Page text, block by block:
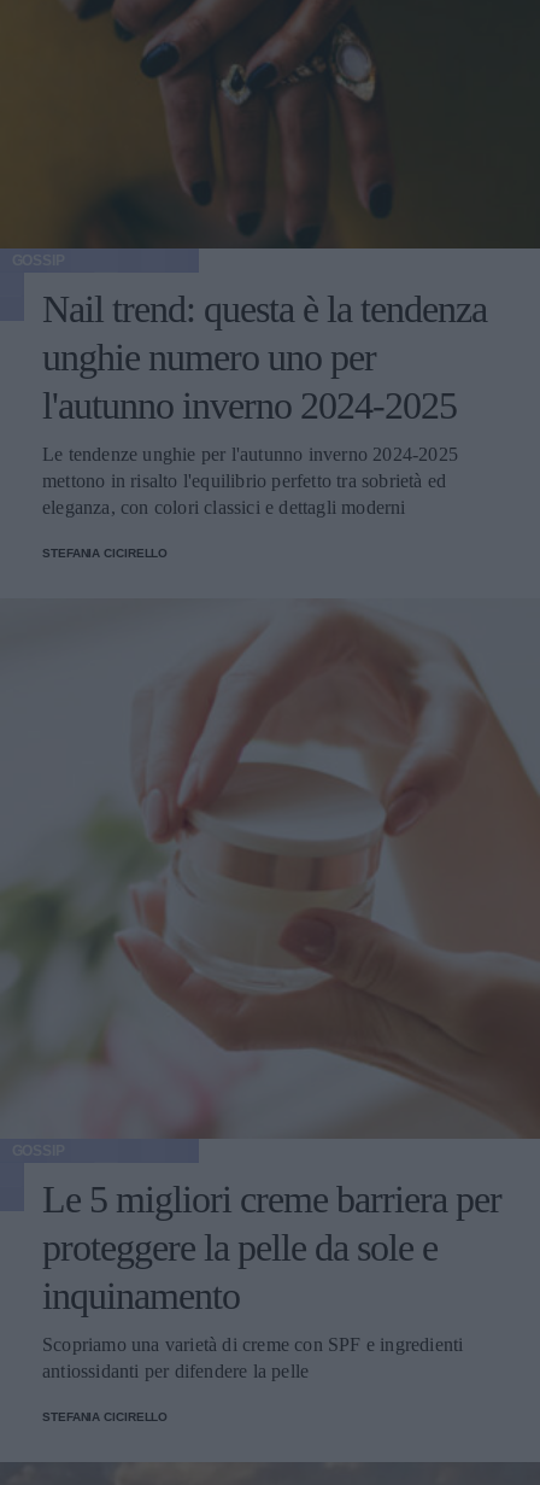
Nail trend: questa è la tendenza
unghie numero uno per
l'autunno inverno 2024-2025
Le tendenze unghie per l'autunno inverno 2024-2025
mettono in risalto l'equilibrio perfetto tra sobrietà ed
eleganza, con colori classici e dettagli moderni
STEFANIA CICIRELLO
Le 5 migliori creme barriera per
proteggere la pelle da sole e
inquinamento
Scopriamo una varietà di creme con SPF e ingredienti
antiossidanti per difendere la pelle
STEFANIA CICIRELLO